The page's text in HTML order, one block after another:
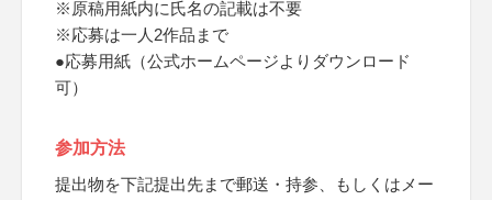
※原稿用紙内に氏名の記載は不要
※応募は一人2作品まで
●応募用紙（公式ホームページよりダウンロード
可）
参加方法
提出物を下記提出先まで郵送・持参、もしくはメー